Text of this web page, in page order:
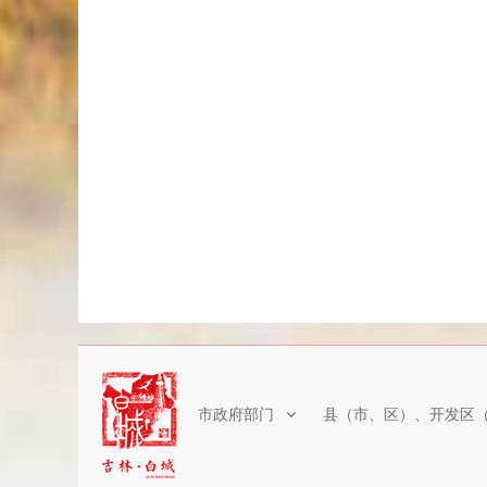
市政府部门 县（市、区）、开发区